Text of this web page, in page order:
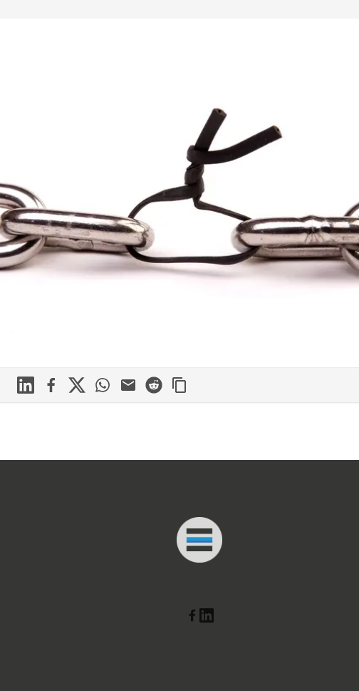
LinkedinFacebook
X WhatsApp
Mail Reddit
Connected Minds
Linkedin